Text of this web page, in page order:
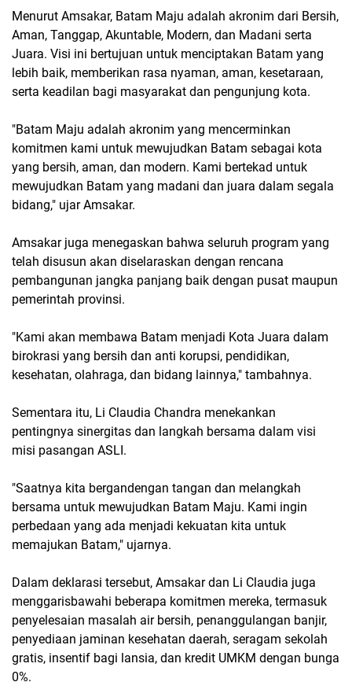
Menurut Amsakar, Batam Maju adalah akronim dari Bersih,
Aman, Tanggap, Akuntable, Modern, dan Madani serta
Juara. Visi ini bertujuan untuk menciptakan Batam yang
lebih baik, memberikan rasa nyaman, aman, kesetaraan,
serta keadilan bagi masyarakat dan pengunjung kota.
"Batam Maju adalah akronim yang mencerminkan
komitmen kami untuk mewujudkan Batam sebagai kota
yang bersih, aman, dan modern. Kami bertekad untuk
mewujudkan Batam yang madani dan juara dalam segala
bidang," ujar Amsakar.
Amsakar juga menegaskan bahwa seluruh program yang
telah disusun akan diselaraskan dengan rencana
pembangunan jangka panjang baik dengan pusat maupun
pemerintah provinsi.
"Kami akan membawa Batam menjadi Kota Juara dalam
birokrasi yang bersih dan anti korupsi, pendidikan,
kesehatan, olahraga, dan bidang lainnya," tambahnya.
Sementara itu, Li Claudia Chandra menekankan
pentingnya sinergitas dan langkah bersama dalam visi
misi pasangan ASLI.
"Saatnya kita bergandengan tangan dan melangkah
bersama untuk mewujudkan Batam Maju. Kami ingin
perbedaan yang ada menjadi kekuatan kita untuk
memajukan Batam," ujarnya.
Dalam deklarasi tersebut, Amsakar dan Li Claudia juga
menggarisbawahi beberapa komitmen mereka, termasuk
penyelesaian masalah air bersih, penanggulangan banjir,
penyediaan jaminan kesehatan daerah, seragam sekolah
gratis, insentif bagi lansia, dan kredit UMKM dengan bunga
0%.